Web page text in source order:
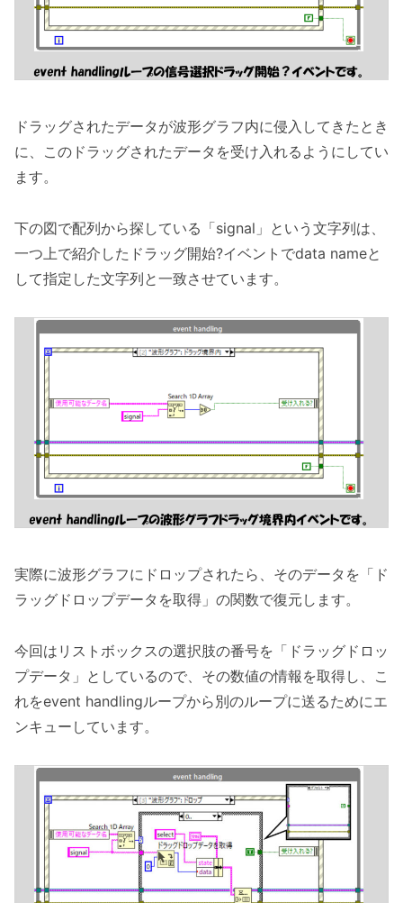
ドラッグされたデータが波形グラフ内に侵入してきたとき
に、このドラッグされたデータを受け入れるようにしてい
ます。
下の図で配列から探している「signal」という文字列は、
一つ上で紹介したドラッグ開始?イベントでdata nameと
して指定した文字列と一致させています。
実際に波形グラフにドロップされたら、そのデータを「ド
ラッグドロップデータを取得」の関数で復元します。
今回はリストボックスの選択肢の番号を「ドラッグドロッ
プデータ」としているので、その数値の情報を取得し、こ
れをevent handlingループから別のループに送るためにエ
ンキューしています。